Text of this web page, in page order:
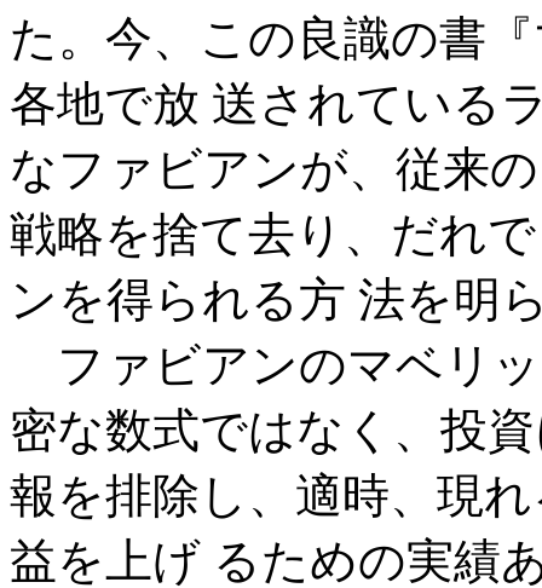
た。今、この良識の書
各地で放 送されている
なファビアンが、従来
戦略を捨て去り、だれ
ンを得られる方 法を明
ファビアンのマベリ
密な数式ではなく、投
報を排除し、適時、現
益を上げ るための実績